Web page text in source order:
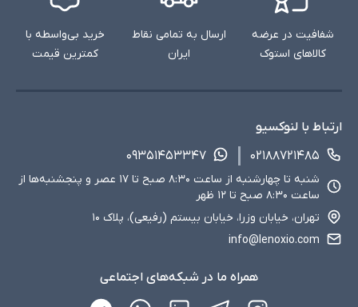
شفافیت در عرضه
کالاهای استوک
ارسال به تمامی نقاط
ایران
خرید بی‌واسطه با
کمترین قیمت
ارتباط با لنوکسیو
۰۲۱۸۸۷۲۱۴۸۵
۰۹۳۵۱۴۵۳۳۴۷
شنبه تا چهارشنبه از ساعت ۸:۳۰ صبح تا ۱۷ عصر و پنجشنبه‌ها از
ساعت ۸:۳۰ صبح تا ۱۲ ظهر
تهران، خیابان وزرا، خیابان بیستم (رفیعی)، پلاک ۱۰
info@lenoxio.com
همراه ما در شبکه‌های اجتماعی